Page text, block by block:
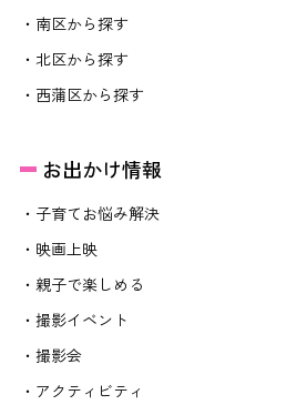
・南区から探す
・北区から探す
・西蒲区から探す
お出かけ情報
・子育てお悩み解決
・映画上映
・親子で楽しめる
・撮影イベント
・撮影会
・アクティビティ